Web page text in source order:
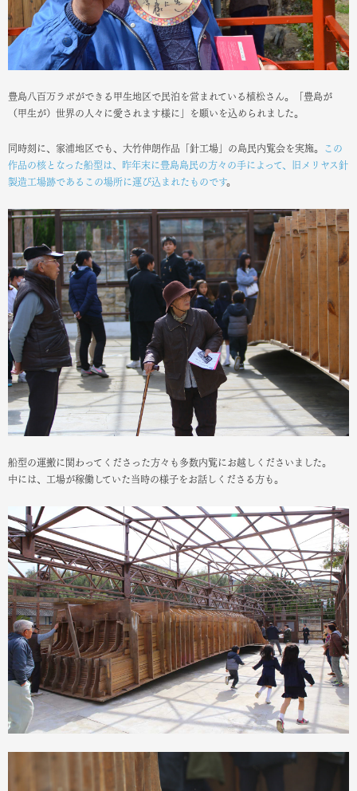
豊島八百万ラボができる甲生地区で民泊を営まれている植松さん。「豊島が
（甲生が）世界の人々に愛されます様に」を願いを込められました。
同時刻に、家浦地区でも、大竹伸朗作品「針工場」の島民内覧会を実施。
この
作品の核となった船型は、昨年末に豊島島民の方々の手によって、旧メリヤス針
製造工場跡であるこの場所に運び込まれたものです。
船型の運搬に関わってくださった方々も多数内覧にお越しくださいました。
中には、工場が稼働していた当時の様子をお話しくださる方も。